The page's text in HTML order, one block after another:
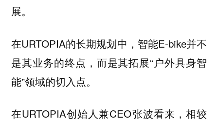
展。
在URTOPIA的长期规划中，智能E-bike并不
是其业务的终点，而是其拓展“户外具身智
能”领域的切入点。
在URTOPIA创始人兼CEO张波看来，相较